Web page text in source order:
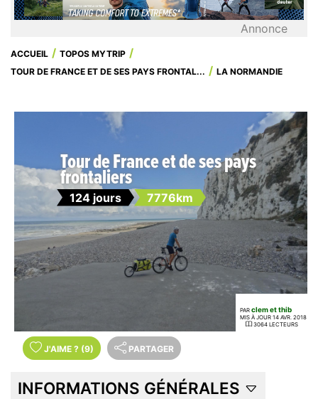
Annonce
ACCUEIL
TOPOS MYTRIP
TOUR DE FRANCE ET DE SES PAYS FRONTAL...
LA NORMANDIE
Tour de France et de ses pays
frontaliers
124 jours 7776km
PAR clem et thib
MIS À JOUR 14 AVR. 2018
3064 LECTEURS
J'AIME ? (9) PARTAGER
INFORMATIONS GÉNÉRALES